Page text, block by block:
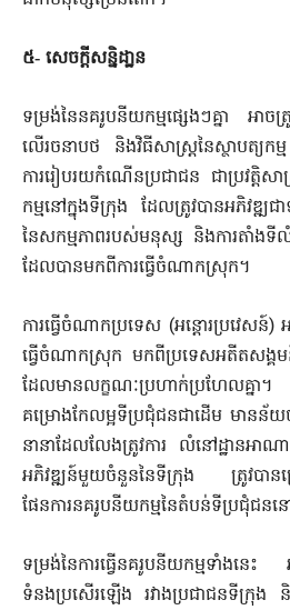
៥‑ សេចក្តីសន្និដា្ឋន
ទម្រង់នៃនគរូបនីយកម្មផ្សេងៗគ្នា អាច
លើរចនាបថ និងវិធីសាស្រ្តនៃស្ថាបត្យកម្
ការរៀប​រយកំណើនប្រជាជន ជាប្រវត្តិ
កម្មនៅក្នុង​ទីក្រុង ​ដែលត្រូវបានអភិវឌ្ឍ
នៃ​សកម្មភាពរបស់​មនុស្ស និងការតាំង
ដែលបានមកពីការ​ធ្វើ​ចំណាកស្រុក។
ការធ្វើចំណាកប្រទេស (អន្តោរប្រវេសន៍
ធ្វើចំណាកស្រុក មកពីប្រទេសអតីតសង្គ
ដែលមានលក្ខណៈប្រហាក់ប្រហែលគ្នា។
គម្រោងកែលម្អទីប្រជុំជនជាដើម មានន័យ
នានាដែលលែងត្រូវការ លំនៅដ្ឋានអា
អភិវឌ្ឍន៍​មួយចំនួននៃទីក្រុង ត្រូវបានត្
ផែនការ​នគរូបនីយកម្មនៃតំបន់ទីប្រជុំជនន
ទម្រង់នៃការធ្វើនគរូបនីយកម្មទាំងនេ
ទំនងប្រសើរឡើង រវាងប្រជាជនទីក្រុង